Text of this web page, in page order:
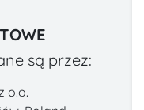
są przez:
o.o.